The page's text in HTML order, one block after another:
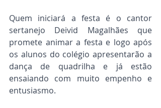
Quem iniciará a festa é o cantor
sertanejo Deivid Magalhães que
promete animar a festa e logo após
os alunos do colégio apresentarão a
dança de quadrilha e já estão
ensaiando com muito empenho e
entusiasmo.